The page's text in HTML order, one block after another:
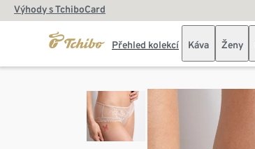
Výhody s TchiboCard
Přehled kolekcí Káva Ženy